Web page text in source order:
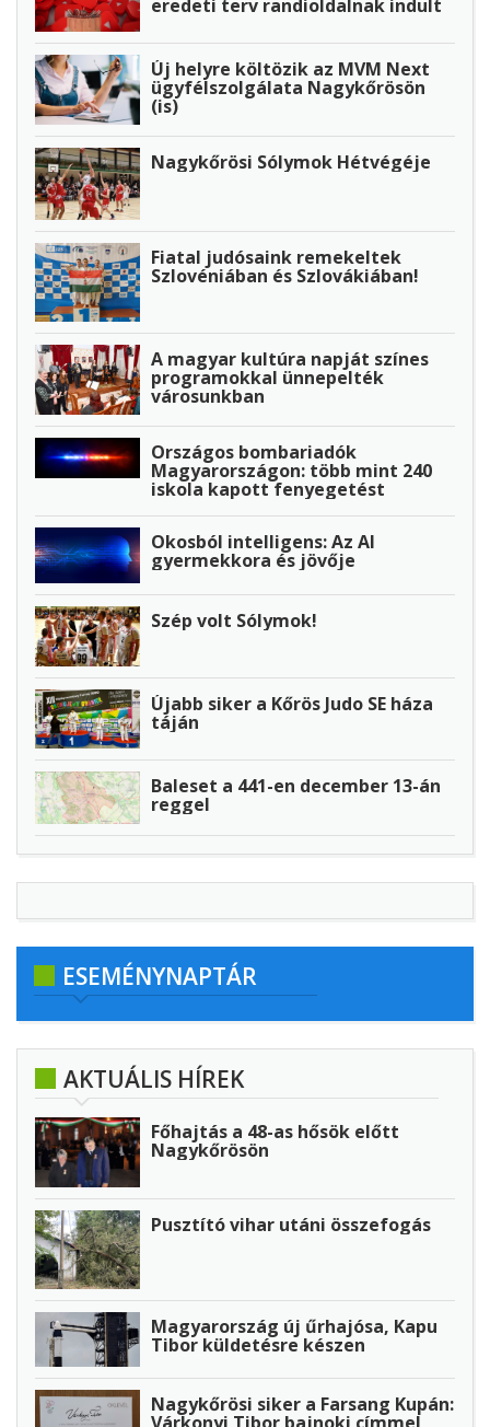
eredeti terv randioldalnak indult
Új helyre költözik az MVM Next
ügyfélszolgálata Nagykőrösön
(is)
Nagykőrösi Sólymok Hétvégéje
Fiatal judósaink remekeltek
Szlovéniában és Szlovákiában!
A magyar kultúra napját színes
programokkal ünnepelték
városunkban
Országos bombariadók
Magyarországon: több mint 240
iskola kapott fenyegetést
Okosból intelligens: Az AI
gyermekkora és jövője
Szép volt Sólymok!
Újabb siker a Kőrös Judo SE háza
táján
Baleset a 441-en december 13-án
reggel
ESEMÉNYNAPTÁR
AKTUÁLIS HÍREK
Főhajtás a 48-as hősök előtt
Nagykőrösön
Pusztító vihar utáni összefogás
Magyarország új űrhajósa, Kapu
Tibor küldetésre készen
Nagykőrösi siker a Farsang Kupán: